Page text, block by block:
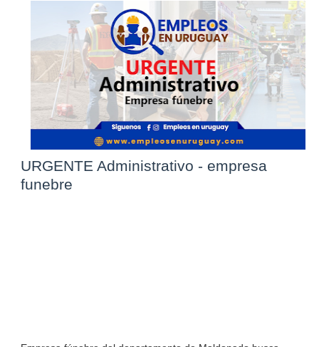
URGENTE Administrativo - empresa
funebre